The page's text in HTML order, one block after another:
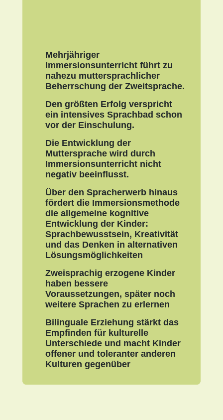
Mehrjähriger
Immersionsunterricht führt zu
nahezu muttersprachlicher
Beherrschung der Zweitsprache.
Den größten Erfolg verspricht
ein intensives Sprachbad schon
vor der Einschulung.
Die Entwicklung der
Muttersprache wird durch
Immersionsunterricht nicht
negativ beeinflusst.
Über den Spracherwerb hinaus
fördert die Immersionsmethode
die allgemeine kognitive
Entwicklung der Kinder:
Sprachbewusstsein, Kreativität
und das Denken in alternativen
Lösungsmöglichkeiten
Zweisprachig erzogene Kinder
haben bessere
Voraussetzungen, später noch
weitere Sprachen zu erlernen
Bilinguale Erziehung stärkt das
Empfinden für kulturelle
Unterschiede und macht Kinder
offener und toleranter anderen
Kulturen gegenüber